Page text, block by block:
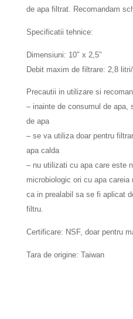
de apa filtrat. Recomandam
Specificatii tehnice:
Dimensiuni: 10″ x 2,5″
Debit maxim de filtrare: 2,8
Precautii in utilizare si
– inainte de consumul de apa,
de apa
– se va utiliza doar pentru
apa calda
– nu utilizati cu apa care este
microbiologic ori cu apa
ca in prealabil sa se fi aplicat
filtru.
Certificare: NSF, doar pentru
Tara de origine: Taiwan